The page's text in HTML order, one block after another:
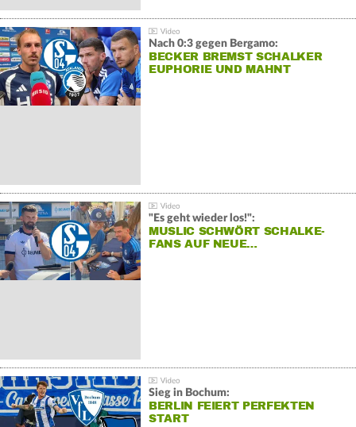
Nach 0:3 gegen Bergamo:
BECKER BREMST SCHALKER
EUPHORIE UND MAHNT
"Es geht wieder los!":
MUSLIC SCHWÖRT SCHALKE-
FANS AUF NEUE…
Sieg in Bochum:
BERLIN FEIERT PERFEKTEN
START